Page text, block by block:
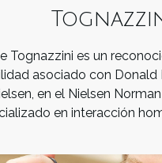
Tognazzini es un
asociado con Donald
en el Nielsen
en interacción